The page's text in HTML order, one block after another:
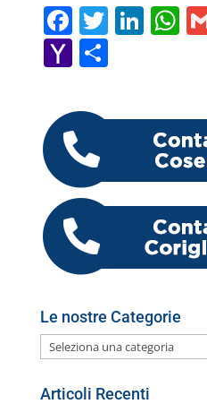
F
a
c
e
b
o
o
k
T
w
itt
Li
dI
n
W
A
p
p
Y
h
o
o
M
ai
l
C
n
di
Le nostre Categorie
Le
nostre
Categorie
Articoli Recenti